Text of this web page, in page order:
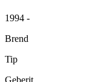
1994 -
Brend
Tip
Geberit